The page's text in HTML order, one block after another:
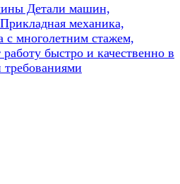
Детали машин,
механика,
с многолетним стажем,
быстро и качественно в